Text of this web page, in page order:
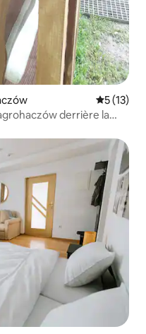
5 (13)
derrière la